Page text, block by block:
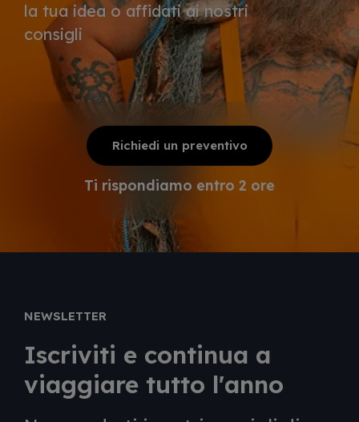
la tua idea o affidati ai nostri
consigli
Richiedi un preventivo
Ti rispondiamo entro 2 ore
NEWSLETTER
Iscriviti e continua a
viaggiare tutto l'anno